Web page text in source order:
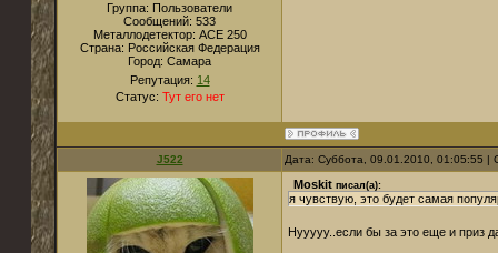
Группа: Пользователи
Сообщений: 533
Металлодетектор: ACE 250
Страна: Российская Федерация
Город: Самара
Репутация: 14
Статус: Тут его нет
J522 Дата: Суббота, 09.01.2010, 01:05:55
Moskit писал(а):
я чувствую, это будет самая
Нууууу..если бы за это еще и приз